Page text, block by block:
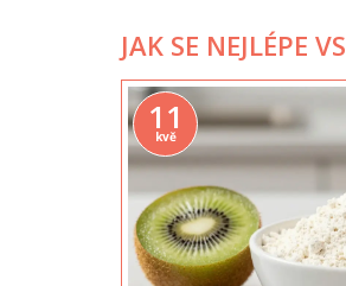
JAK SE NEJLÉPE
11
kvě